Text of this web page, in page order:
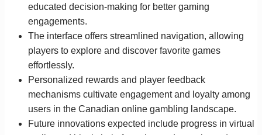
educated decision-making for better gaming
engagements.
The interface offers streamlined navigation, allowing
players to explore and discover favorite games
effortlessly.
Personalized rewards and player feedback
mechanisms cultivate engagement and loyalty among
users in the Canadian online gambling landscape.
Future innovations expected include progress in virtual